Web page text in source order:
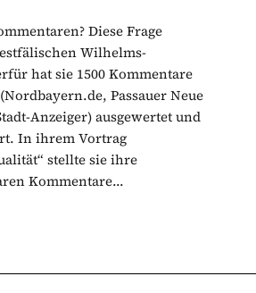
Diese Frage
Wilhelms-
hat sie 1500 Kommentare
Passauer Neue
Anzeiger) ausgewertet und
In ihrem Vortrag
stellte sie ihre
Kommentare...